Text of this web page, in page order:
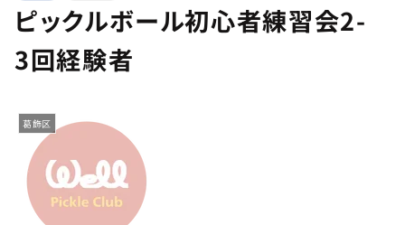
ピックルボール初心者練習会2-
3回経験者
葛飾区